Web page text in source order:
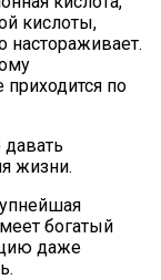
кислоты,
настораживает.
по
жизни.
богатый
даже